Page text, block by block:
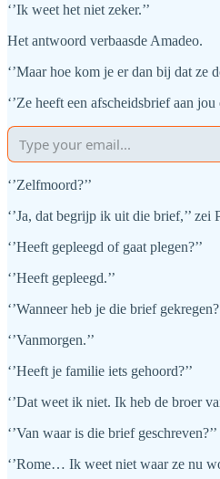
‘’Ik weet het niet zeker.’’
Het antwoord verbaasde Amadeo.
‘’Maar hoe kom je er dan bij dat ze
‘’Ze heeft een afscheidsbrief aan
‘’Zelfmoord?’’
‘’Ja, dat begrijp ik uit die brief,’’ zei
‘’Heeft gepleegd of gaat plegen?’’
‘’Heeft gepleegd.’’
‘’Wanneer heb je die brief
‘’Vanmorgen.’’
‘’Heeft je familie iets gehoord?’’
‘’Dat weet ik niet. Ik heb de broer
‘’Van waar is die brief geschreven?’’
‘’Rome… Ik weet niet waar ze nu